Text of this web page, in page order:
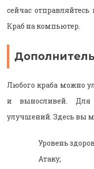
сейчас
Краб на компьютер.
Любого краба можно
и выносливей. Для
улучшений. Здесь вы
Уровень
Атаку;